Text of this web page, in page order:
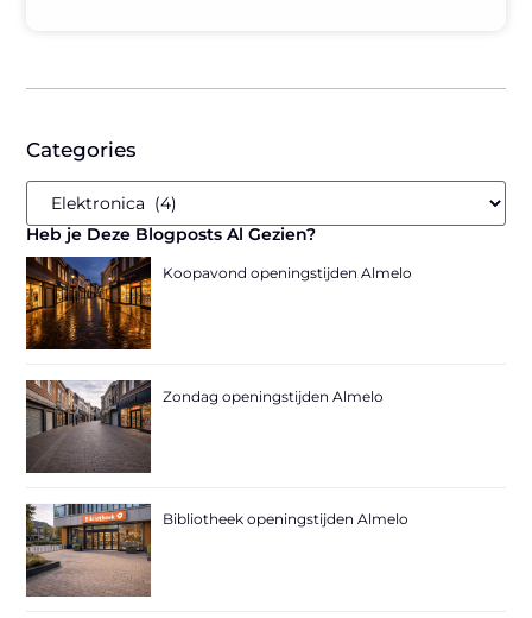
Categories
Heb je Deze Blogposts Al Gezien?
Koopavond openingstijden Almelo
Zondag openingstijden Almelo
Bibliotheek openingstijden Almelo